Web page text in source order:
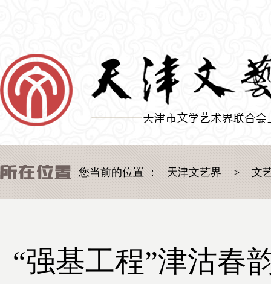
您当前的位置 ： 天津文艺界 > 文
“强基工程”津沽春